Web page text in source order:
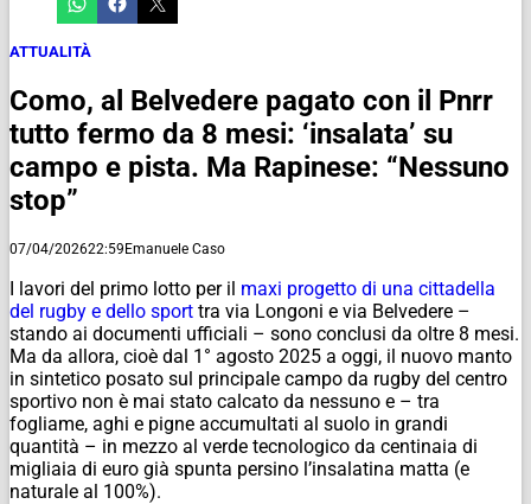
ATTUALITÀ
Como, al Belvedere pagato con il Pnrr
tutto fermo da 8 mesi: ‘insalata’ su
campo e pista. Ma Rapinese: “Nessuno
stop”
07/04/202622:59Emanuele Caso
I lavori del primo lotto per il maxi progetto di una cittadella
del rugby e dello sport tra via Longoni e via Belvedere –
stando ai documenti ufficiali – sono conclusi da oltre 8 mesi.
Ma da allora, cioè dal 1° agosto 2025 a oggi, il nuovo manto
in sintetico posato sul principale campo da rugby del centro
sportivo non è mai stato calcato da nessuno e – tra
fogliame, aghi e pigne accumultati al suolo in grandi
quantità – in mezzo al verde tecnologico da centinaia di
migliaia di euro già spunta persino l’insalatina matta (e
naturale al 100%).